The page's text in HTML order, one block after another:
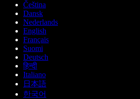
Čeština
Dansk
Nederlands
English
Français
Suomi
Deutsch
हिन्दी
Italiano
日本語
한국어